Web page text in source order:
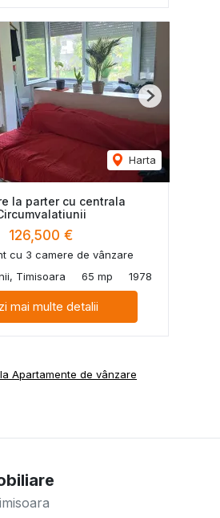
Harta
Next
la parter cu centrala
126,500 €
cu 3 camere de vânzare
Timisoara
65 mp 1978
mai multe detalii
Apartamente de vânzare